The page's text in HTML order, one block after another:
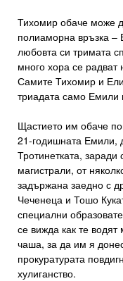
Тихомир обаче може
полиаморна връзка –
любовта си тримата
много хора се
Самите Тихомир и
триадата само Емили
Щастието им обаче
21-годишната Емили,
Тротинетката, заради
магистрали, от
задържана заедно с
Чеченеца и Тошо
специални
се вижда как те
чаша, за да им я
прокуратурата
хулиганство.